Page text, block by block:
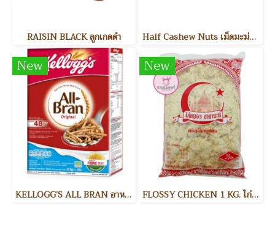
RAISIN BLACK ลูกเกดดำ Half Cashew Nuts เม็ดมะม่วงหิมพานต์แบ่งครึ่ง
New
KELLOGG’S ALL BRAN อาหารเช้า
New
FLOSSY CHICKEN 1 KG. ไก่หยอง